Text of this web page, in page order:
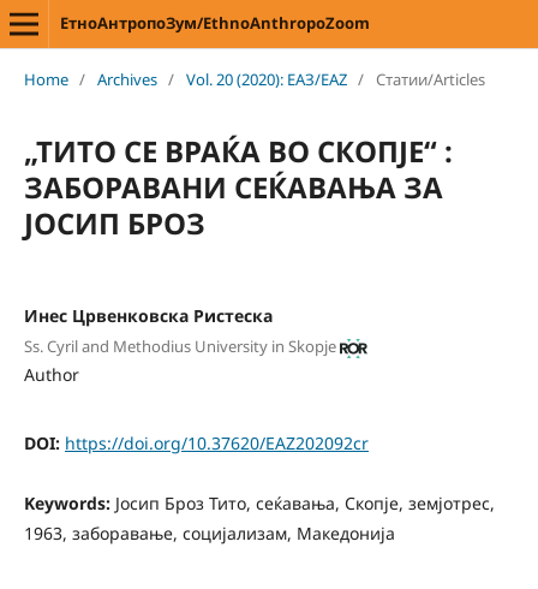
ЕтноАнтропоЗум/EthnoAnthropoZoom
Home / Archives / Vol. 20 (2020): ЕАЗ/EAZ / Статии/Articles
„ТИТО СЕ ВРАЌА ВО СКОПЈЕ“ :
ЗАБОРАВАНИ СЕЌАВАЊА ЗА
ЈОСИП БРОЗ
Инес Црвенковска Ристеска
Ss. Cyril and Methodius University in Skopje
Author
DOI: https://doi.org/10.37620/EAZ202092cr
Keywords: Јосип Броз Тито, сеќавања, Скопје, земјотрес,
1963, заборавање, социјализам, Македонија